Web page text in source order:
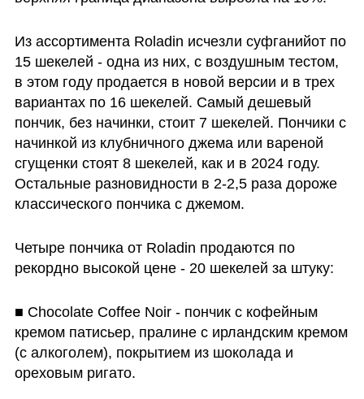
Из ассортимента Roladin исчезли суфганийот по
15 шекелей - одна из них, с воздушным тестом,
в этом году продается в новой версии и в трех
вариантах по 16 шекелей. Самый дешевый
пончик, без начинки, стоит 7 шекелей. Пончики с
начинкой из клубничного джема или вареной
сгущенки стоят 8 шекелей, как и в 2024 году.
Остальные разновидности в 2-2,5 раза дороже
классического пончика с джемом.
Четыре пончика от Roladin продаются по
рекордно высокой цене - 20 шекелей за штуку:
■ Chocolate Coffee Noir - пончик с кофейным
кремом патисьер, пралине с ирландским кремом
(с алкоголем), покрытием из шоколада и
ореховым ригато.